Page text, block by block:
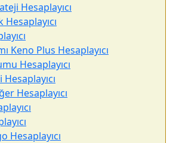
Hesaplayıcı
Hesaplayıcı
Keno Plus Hesaplayıcı
Hesaplayıcı
Hesaplayıcı
Hesaplayıcı